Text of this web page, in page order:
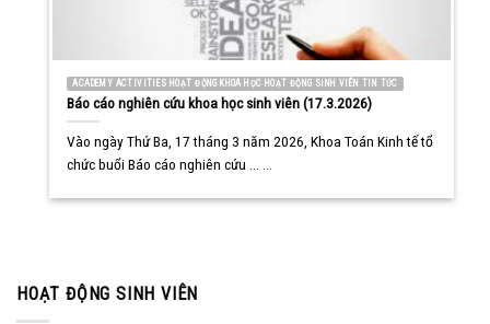
ACADEMY ACTIVITIES HOẠT ĐỘNG KHOA HỌC HOẠT ĐỘNG SINH VIÊN TIN TỨC
Báo cáo nghiên cứu khoa học sinh viên (17.3.2026)
Vào ngày Thứ Ba, 17 tháng 3 năm 2026, Khoa Toán Kinh tế tổ
chức buổi Báo cáo nghiên cứu ... ...